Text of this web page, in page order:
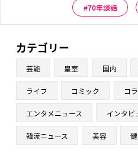
70年談話
カテゴリー
芸能 皇室 国内
ライフ コミック コ
エンタメニュース インタビ
韓流ニュース 美容